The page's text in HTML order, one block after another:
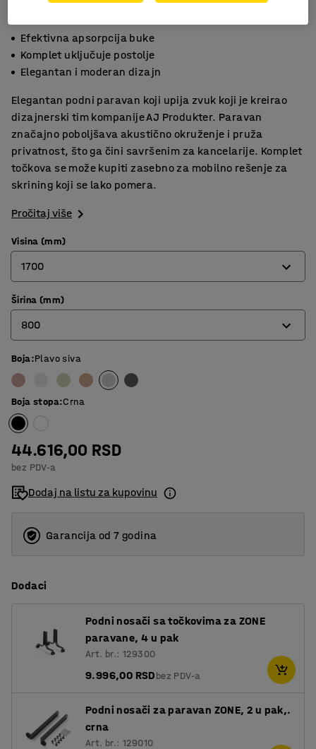
Efektivna apsorpcija buke
Komplet uključuje postolje
Elegantan i moderan dizajn
Elegantan podni paravan koji upija zvuk koji je kreirao
dizajnerski tim kompanije AJ Produkter. Paravan
značajno poboljšava akustično okruženje i pruža
privatnost, što ga čini savršenim za kancelarije. Komplet
točkova se može kupiti zasebno za mobilno rešenje za
skrining koji se lako pomera.
Pročitaj više
Visina (mm)
1700
1360
1700
Širina (mm)
800
800
Boja:Plavo siva
Boja stopa:Crna
44.616,00 RSD
bez PDV-a
Dodaj na listu za kupovinu
Garancija od 7 godina
Dodaci
Podni nosači sa točkovima za ZONE
paravane, 4 u pak
Art. br.: 129300
9.996,00 RSDbez PDV-a
Podni nosači za paravan ZONE, 2 u pak,.
crna
Art. br.: 129010